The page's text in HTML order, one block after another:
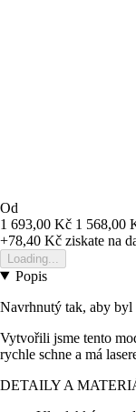
Od
1 693,00 Kč 1 568,00
+78,40 Kč ziskate na
Loading...
Popis
Navrhnutý tak, aby byl
Vytvořili jsme tento
rychle schne a má
DETAILY A